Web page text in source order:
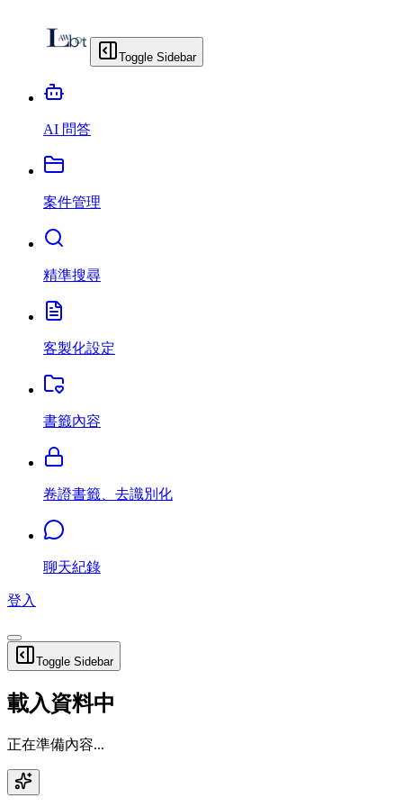
Toggle Sidebar
AI 問答
案件管理
精準搜尋
客製化設定
書籤內容
卷證書籤、去識別化
聊天紀錄
登入
Toggle Sidebar
載入資料中
正在準備內容...